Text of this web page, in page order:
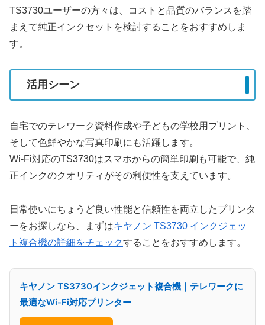
TS3730ユーザーの方々は、コストと品質のバランスを踏
まえて純正インクセットを検討することをおすすめしま
す。
活用シーン
自宅でのテレワーク資料作成や子どもの学校用プリント、
そして色鮮やかな写真印刷にも活躍します。
Wi-Fi対応のTS3730はスマホからの簡単印刷も可能で、純
正インクのクオリティがその利便性を支えています。
日常使いにちょうど良い性能と信頼性を両立したプリンタ
ーをお探しなら、まずはキヤノン TS3730 インクジェッ
ト複合機の詳細をチェックすることをおすすめします。
キヤノン TS3730インクジェット複合機｜テレワークに
最適なWi-Fi対応プリンター